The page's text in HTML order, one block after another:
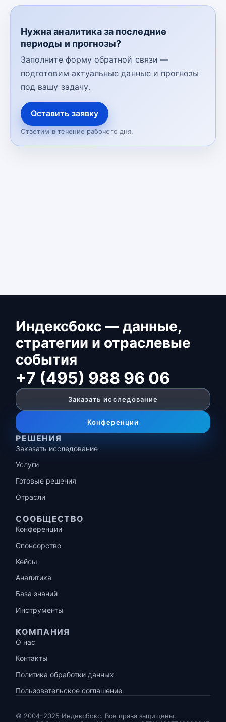
Нужна аналитика за последние
периоды и прогнозы?
Заполните форму обратной связи —
подготовим актуальные данные и прогнозы
под вашу задачу.
Оставить заявку
Ответим в течение рабочего дня.
Индексбокс — данные,
стратегии и отраслевые
события
+7 (495) 988 96 06
Заказать исследование
Конференции
РЕШЕНИЯ
Заказать исследование
Услуги
Готовые решения
Отрасли
СООБЩЕСТВО
Конференции
Спонсорство
Кейсы
Аналитика
База знаний
Инструменты
КОМПАНИЯ
О нас
Контакты
Политика обработки данных
Пользовательское соглашение
© 2004–2025 Индексбокс. Все права защищены.